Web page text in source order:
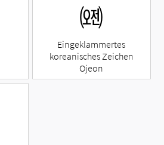
㈝
Eingeklammertes
koreanisches Zeichen
Ojeon